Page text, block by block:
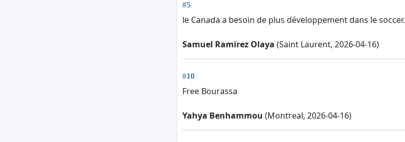
#5
le Canada a besoin de plus développement dans le soccer.
Samuel Ramirez Olaya (Saint Laurent, 2026-04-16)
#10
Free Bourassa
Yahya Benhammou (Montreal, 2026-04-16)